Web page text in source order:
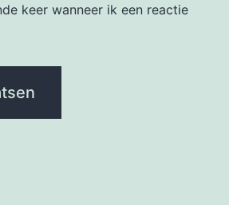
keer wanneer ik een reactie